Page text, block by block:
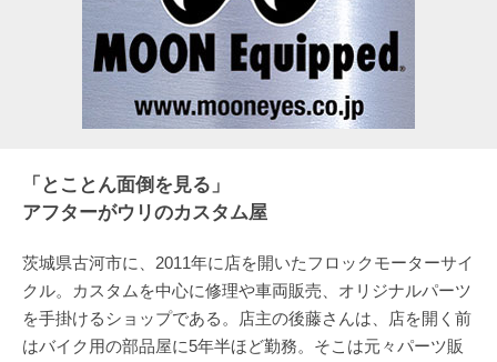
「とことん面倒を見る」
アフターがウリのカスタム屋
茨城県古河市に、2011年に店を開いたフロックモーターサイ
クル。カスタムを中心に修理や車両販売、オリジナルパーツ
を手掛けるショップである。店主の後藤さんは、店を開く前
はバイク用の部品屋に5年半ほど勤務。そこは元々パーツ販